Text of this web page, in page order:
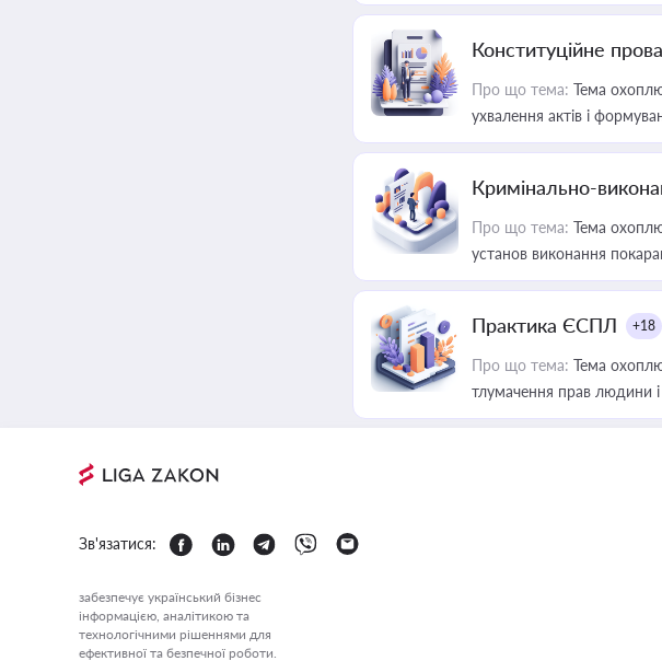
Конституційне
Про що тема: Тема
ухвалення актів і
Кримінально-
Про що тема: Тема
установ виконання
Практика ЄСПЛ +18
Про що тема: Тема
тлумачення прав людини і
Зв'язатися:
забезпечує український бізнес
інформацією, аналітикою та
технологічними рішеннями для
ефективної та безпечної роботи.